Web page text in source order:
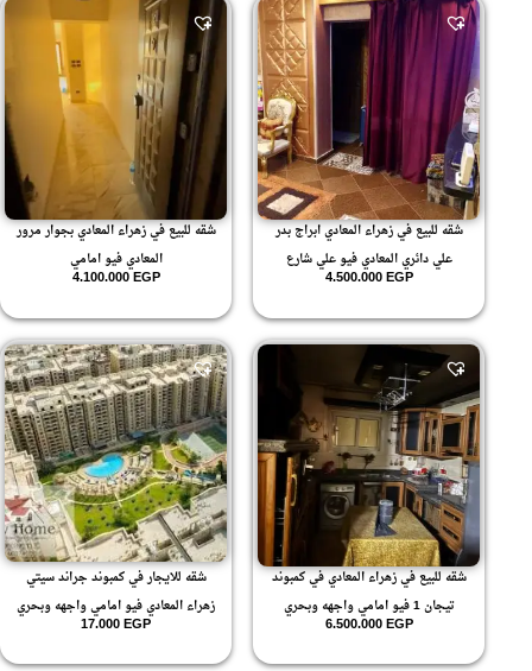
شقه للبيع في زهراء المعادي ابراج بدر
علي دائري المعادي فيو علي شارع
4.500.000EGP
شقه للبيع في زهراء المعادي بجوار مرور
المعادي فيو امامي
4.100.000EGP
شقه للبيع في زهراء المعادي في كمبوند
تيجان 1 فيو امامي واجهه وبحري
6.500.000EGP
شقه للايجار في كمبوند جراند سيتي
زهراء المعادي فيو امامي واجهه وبحري
17.000EGP